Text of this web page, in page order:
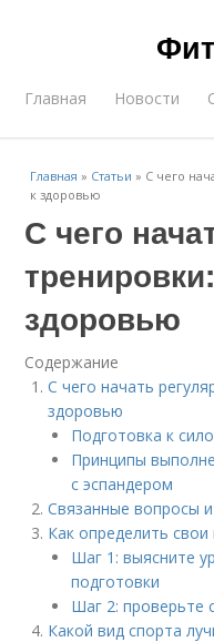
Главная Новости
Главная » Статьи » С чего
к здоровью
С чего
здоровью
Содержание
С чего начать
здоровью
Подготовка к
Принципы
с эспандером
Связанные вопросы
Как определить
Шаг 1: выясните
подготовки
Шаг 2: проверьте
Какой вид спорта